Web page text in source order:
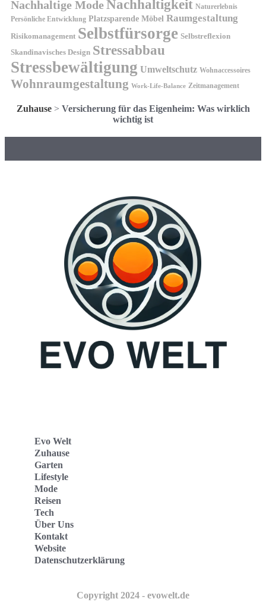
Nachhaltige ModeNachhaltigkeit Naturerlebnis
Persönliche Entwicklung Platzsparende Möbel Raumgestaltung
Risikomanagement Selbstfürsorge Selbstreflexion
Skandinavisches Design Stressabbau
Stressbewältigung Umweltschutz Wohnaccessoires
Wohnraumgestaltung Work-Life-Balance Zeitmanagement
Zuhause> Versicherung für das Eigenheim: Was wirklich
wichtig ist
Evo Welt
Zuhause
Garten
Lifestyle
Mode
Reisen
Tech
Über Uns
Kontakt
Website
Datenschutzerklärung
Copyright 2024 - evowelt.de